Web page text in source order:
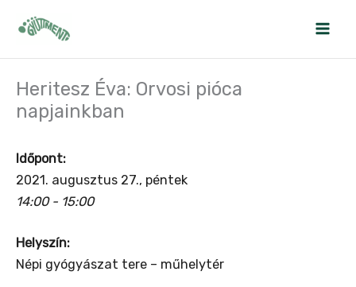
Heritesz Éva: Orvosi pióca
napjainkban
Időpont:
2021. augusztus 27., péntek
14:00 - 15:00
Helyszín:
Népi gyógyászat tere – műhelytér